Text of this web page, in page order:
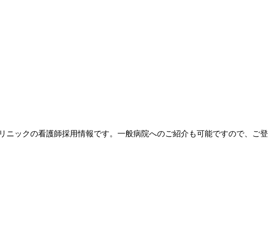
ックの看護師採用情報です。一般病院へのご紹介も可能ですので、ご登